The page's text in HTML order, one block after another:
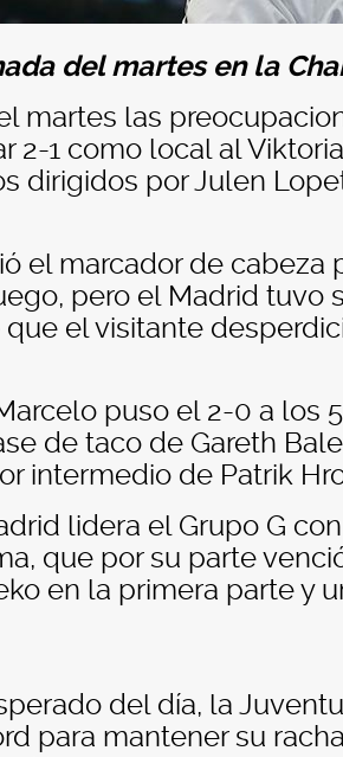
del martes en la
martes las
2-1 como local al
dirigidos por Julen
el marcador de
pero el Madrid tuvo
el visitante
puso el 2-0 a los
de taco de Gareth
intermedio de Patrik
lidera el Grupo G
que por su parte
en la primera parte y
del día, la
para mantener su